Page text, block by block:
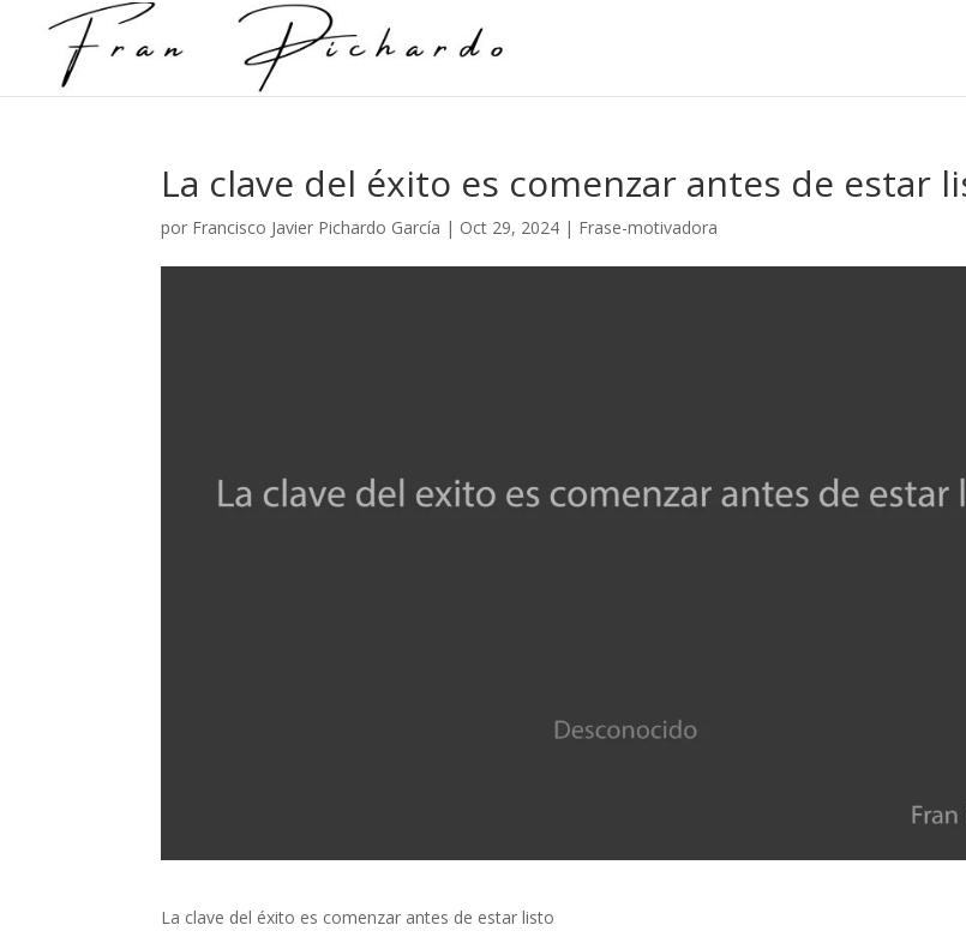
La clave del éxito es comenzar antes de estar
por Francisco Javier Pichardo García | Oct 29, 2024 | Frase-motivadora
La clave del éxito es comenzar antes de estar listo